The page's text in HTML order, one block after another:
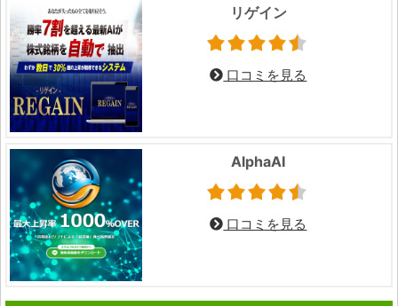
リゲイン
口コミを見る
AlphaAI
口コミを見る